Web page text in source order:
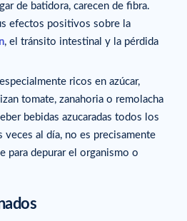
de batidora, carecen de fibra.
efectos positivos sobre la
, el tránsito intestinal y la pérdida
ricos en azúcar,
tomate, zanahoria o remolacha
bebidas azucaradas todos los
veces al día, no es precisamente
para depurar el organismo o